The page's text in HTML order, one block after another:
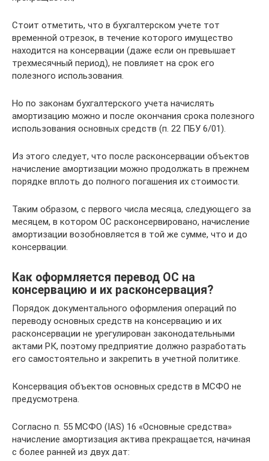
Стоит отметить, что в бухгалтерском учете тот
временной отрезок, в течение которого имущество
находится на консервации (даже если он превышает
трехмесячный период), не повлияет на срок его
полезного использования.
Но по законам бухгалтерского учета начислять
амортизацию можно и после окончания срока полезного
использования основных средств (п. 22 ПБУ 6/01).
Из этого следует, что после расконсервации объектов
начисление амортизации можно продолжать в прежнем
порядке вплоть до полного погашения их стоимости.
Таким образом, с первого числа месяца, следующего за
месяцем, в котором ОС расконсервировано, начисление
амортизации возобновляется в той же сумме, что и до
консервации.
Как оформляется перевод ОС на
консервацию и их расконсервация?
Порядок документального оформления операций по
переводу основных средств на консервацию и их
расконсервации не урегулирован законодательными
актами РК, поэтому предприятие должно разработать
его самостоятельно и закрепить в учетной политике.
Консервация объектов основных средств в МСФО не
предусмотрена.
Согласно п. 55 МСФО (IAS) 16 «Основные средства»
начисление амортизация актива прекращается, начиная
с более ранней из двух дат: